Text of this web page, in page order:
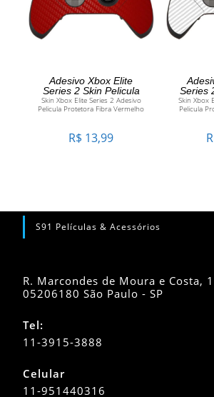
ADICIONAR AO CARRINHO
Adesivo Xbox Elite
Series 2 Skin Pelicula
Skin Xbox Elite Series 2 Adesivo
Pelicula Protetora Fibra Vermelho
R$ 13,99
Series
Skin Xbox
Pelicula
S91 Películas & Acessórios
R. Marcondes de Moura e Costa,
05206180 São Paulo - SP
Tel:
11-3915-3888
Celular
11-951440316